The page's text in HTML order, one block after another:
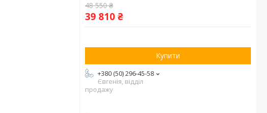
48 550 ₴
39 810 ₴
Купити
+380 (50) 296-45-58
Євгенія, відділ
продажу